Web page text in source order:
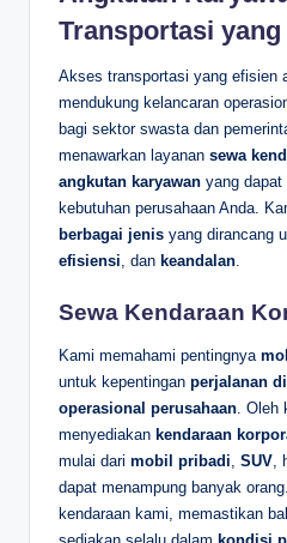
Transportasi
Akses transportasi yang efisien
mendukung kelancaran
bagi sektor swasta dan
menawarkan layanan sewa
angkutan karyawan yang dapat
kebutuhan perusahaan Anda.
berbagai jenis yang dirancang
efisiensi, dan keandalan.
Sewa Kendaraan
Kami memahami pentingnya
untuk kepentingan perjalanan
operasional perusahaan. Oleh
menyediakan kendaraan
mulai dari mobil pribadi, SUV,
dapat menampung banyak
kendaraan kami, memastikan